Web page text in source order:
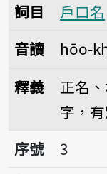
詞目
戶口名
音讀
hōo-
釋義
正名
字，
序號3戶口抄本
序號
3